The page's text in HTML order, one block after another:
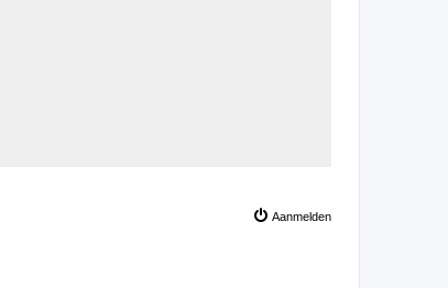
Aanmelden